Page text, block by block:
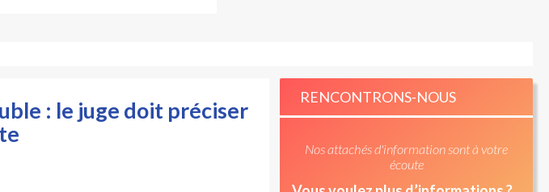
: le juge doit préciser
RENCONTRONS-NOUS
Nos attachés d'information sont à votre
écoute